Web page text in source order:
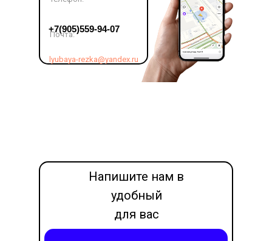
Напишите нам в
удобный
для вас
месседжер
+7(905)559-94-07
Почта:
lyubaya-rezka@yandex.ru